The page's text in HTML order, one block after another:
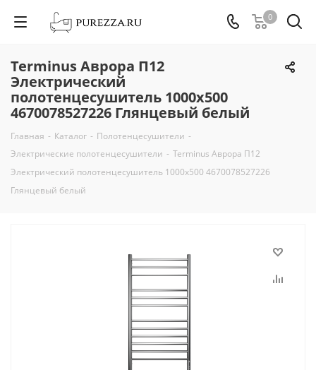
0
Terminus Аврора П12
Электрический
полотенцесушитель 1000х500
4670078527226 Глянцевый белый
Главная - Каталог - Полотенцесушители -
Электрические полотенцесушители - Terminus Аврора П12
Электрический полотенцесушитель 1000х500 4670078527226
Глянцевый белый